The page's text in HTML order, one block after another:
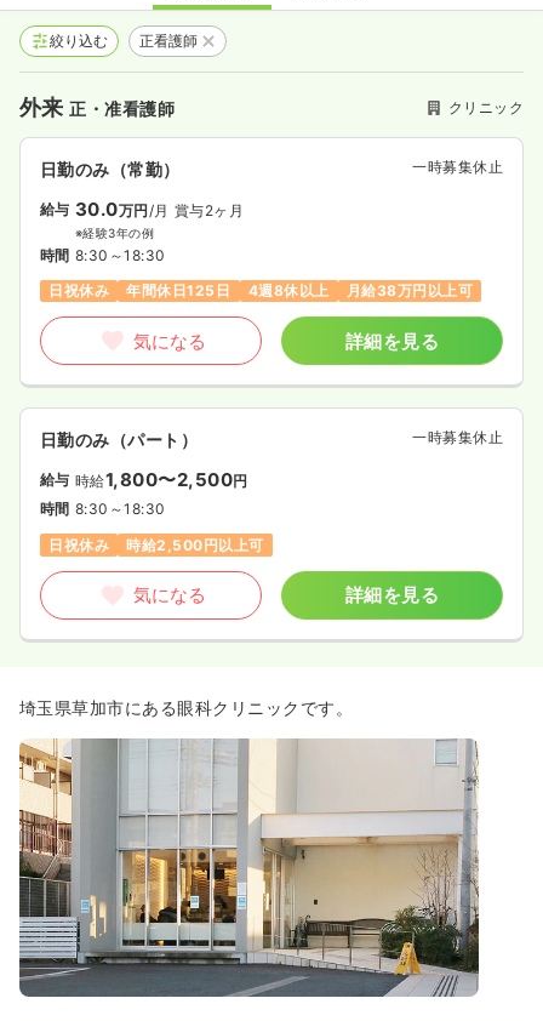
絞り込む 正看護師
外来正・准看護師 クリニック
日勤のみ（常勤） 一時募集休止
給与 30.0万円/月 賞与2ヶ月
※経験3年の例
時間 8:30～18:30
日祝休み
年間休日125日 4週8休以上 月給38万円以上可
気になる 詳細を見る
日勤のみ（パート） 一時募集休止
給与 時給1,800〜2,500円
時間 8:30～18:30
日祝休み
時給2,500円以上可
気になる 詳細を見る
埼玉県草加市にある眼科クリニックです。